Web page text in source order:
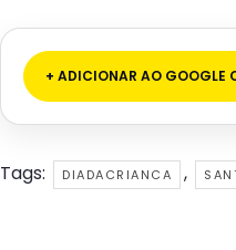
+ ADICIONAR AO GOOGLE
Tags: DIADACRIANCA ,